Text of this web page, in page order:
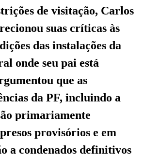
de visitação, Carlos
suas críticas às
das instalações da
onde seu pai está
que as
da PF, incluindo a
primariamente
provisórios e em
a condenados definitivos